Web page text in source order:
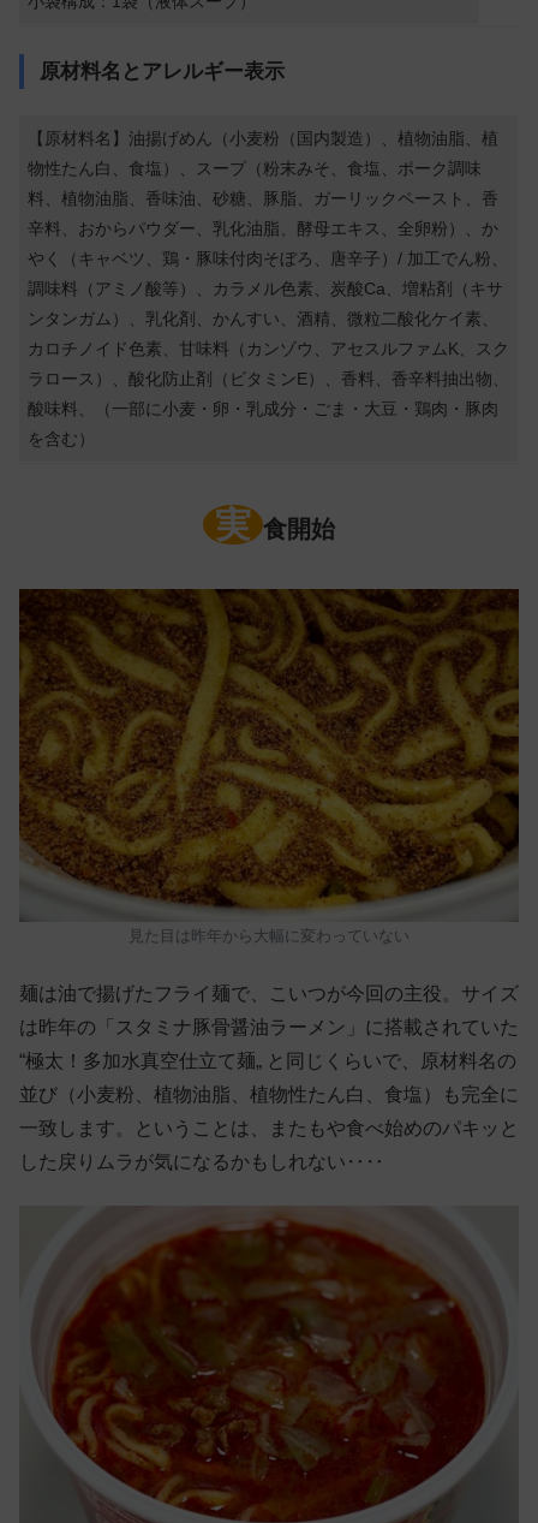
原材料名とアレルギー表示
【原材料名】油揚げめん（小麦粉（国内製造）、植物油脂、植
物性たん白、食塩）、スープ（粉末みそ、食塩、ポーク調味
料、植物油脂、香味油、砂糖、豚脂、ガーリックペースト、香
辛料、おからパウダー、乳化油脂、酵母エキス、全卵粉）、か
やく（キャベツ、鶏・豚味付肉そぼろ、唐辛子）/ 加工でん粉、
調味料（アミノ酸等）、カラメル色素、炭酸Ca、増粘剤（キサ
ンタンガム）、乳化剤、かんすい、酒精、微粒二酸化ケイ素、
カロチノイド色素、甘味料（カンゾウ、アセスルファムK、スク
ラロース）、酸化防止剤（ビタミンE）、香料、香辛料抽出物、
酸味料、（一部に小麦・卵・乳成分・ごま・大豆・鶏肉・豚肉
を含む）
実 食開始
見た目は昨年から大幅に変わっていない
麺は油で揚げたフライ麺で、こいつが今回の主役。サイズ
は昨年の「スタミナ豚骨醤油ラーメン」に搭載されていた
“極太！多加水真空仕立て麺„ と同じくらいで、原材料名の
並び（小麦粉、植物油脂、植物性たん白、食塩）も完全に
一致します。ということは、またもや食べ始めのパキッと
した戻りムラが気になるかもしれない‥‥